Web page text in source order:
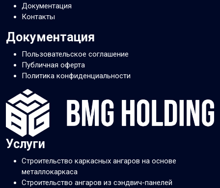
Документация
Контакты
Документация
Пользовательское соглашение
Публичная оферта
Политика конфиденциальности
Услуги
Строительство каркасных ангаров на основе
металлокаркаса
Строительство ангаров из сэндвич-панелей